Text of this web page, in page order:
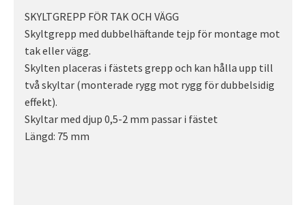
SKYLTGREPP FÖR TAK OCH VÄGG
Skyltgrepp med dubbelhäftande tejp för montage mot
tak eller vägg.
Skylten placeras i fästets grepp och kan hålla upp till
två skyltar (monterade rygg mot rygg för dubbelsidig
effekt).
Skyltar med djup 0,5-2 mm passar i fästet
Längd: 75 mm